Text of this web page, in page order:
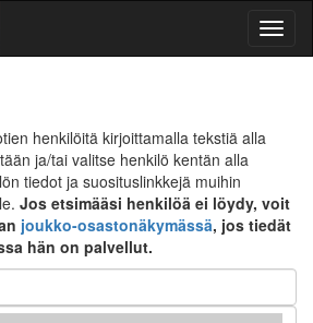
henkilöitä kirjoittamalla tekstiä alla
ja/tai valitse henkilö kentän alla
tiedot ja suosituslinkkejä muihin
Jos etsimääsi henkilöä ei löydy, voit
joukko-osastonäkymässä, jos tiedät
hän on palvellut.